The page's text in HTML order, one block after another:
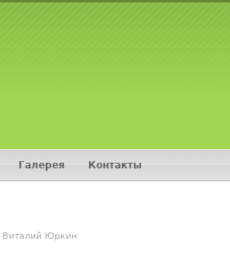
Виталий Юркин
Галерея Контакты